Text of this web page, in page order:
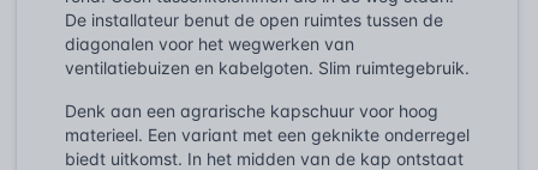
De installateur benut de open ruimtes tussen de
diagonalen voor het wegwerken van
ventilatiebuizen en kabelgoten. Slim ruimtegebruik.
Denk aan een agrarische kapschuur voor hoog
materieel. Een variant met een geknikte onderregel
biedt uitkomst. In het midden van de kap ontstaat